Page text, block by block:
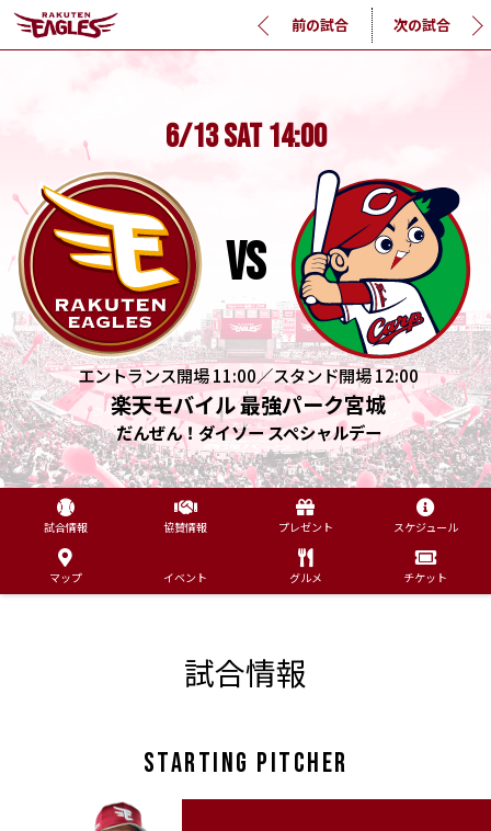
前の試合 次の試合
6/13SAT 14:00
vs
エントランス開場 11:00／スタンド開場 12:00
楽天モバイル 最強パーク宮城
だんぜん！ダイソー スペシャルデー
試合情報 協賛情報 プレゼント スケジュール
マップ イベント グルメ チケット
試合情報
STARTING PITCHER